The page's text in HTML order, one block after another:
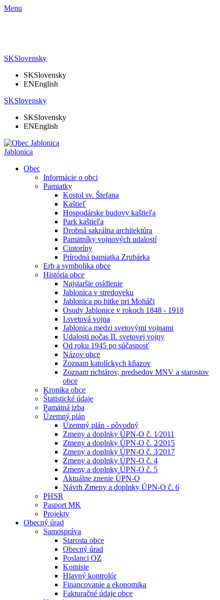
Menu
SKSlovensky
SKSlovensky
ENEnglish
SKSlovensky
SKSlovensky
ENEnglish
Jablonica
Obec
Informácie o obci
Pamiatky
Kostol sv. Štefana
Kaštieľ
Hospodárske budovy kaštieľa
Park kaštieľa
Drobná sakrálna architektúra
Pamätníky vojnových udalostí
Cintoríny
Prírodná pamiatka Zrubárka
Erb a symbolika obce
História obce
Najstaršie osídlenie
Jablonica v stredoveku
Jablonica po bitke pri Moháči
Osudy Jablonice v rokoch 1848 - 1918
I.svetová vojna
Jablonica medzi svetovými vojnami
Udalosti počas II. svetovej vojny
Od roku 1945 po súčasnosť
Názov obce
Zoznam katolíckych kňazov
Zoznam richtárov, predsedov MNV a starostov
obce
Kronika obce
Štatistické údaje
Pamätná izba
Územný plán
Územný plán - pôvodný
Zmeny a doplnky ÚPN-O č. 1⁄2011
Zmeny a doplnky ÚPN-O č. 2⁄2015
Zmeny a doplnky ÚPN-O č. 3⁄2017
Zmeny a doplnky ÚPN-O č. 4
Zmeny a doplnky ÚPN-O č. 5
Aktuálne znenie ÚPN-O
Návrh Zmeny a doplnky ÚPN-O č. 6
PHSR
Pasport MK
Projekty
Obecný úrad
Samospráva
Starosta obce
Obecný úrad
Poslanci OZ
Komisie
Hlavný kontrolór
Financovanie a ekonomika
Fakturačné údaje obce